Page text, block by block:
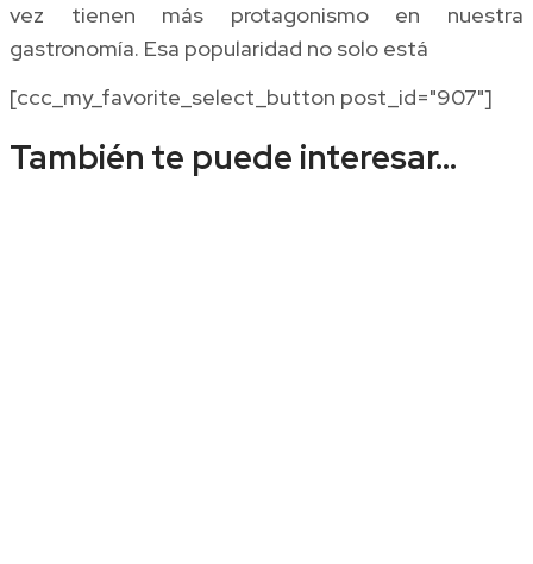
vez tienen más protagonismo en nuestra
gastronomía. Esa popularidad no solo está
[ccc_my_favorite_select_button post_id="907"]
También te puede interesar...